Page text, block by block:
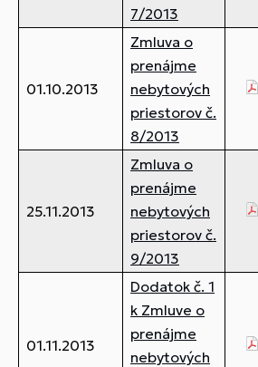
7/2013
01.10.2013
Zmluva o
prenájme
nebytových
priestorov č.
8/2013
25.11.2013
Zmluva o
prenájme
nebytových
priestorov č.
9/2013
01.11.2013
Dodatok č. 1
k Zmluve o
prenájme
nebytových